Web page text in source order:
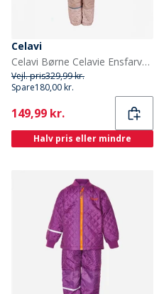
Celavi
Celavi Børne Celavie Ensfarvet Basis Termosæt Misty Rose
Vejl. pris329,99 kr.
Spare180,00 kr.
Current
149,99 kr.
Halv pris eller mindre